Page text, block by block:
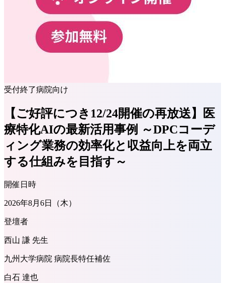
受付終了病院向け
【ご好評につき12/24開催の再放送】医
療特化AIの最新活用事例 ～DPCコーデ
ィング業務の効率化と収益向上を両立
する仕組みを目指す～
開催日時
2026年8月6日（木）
登壇者
西山 謙 先生
九州大学病院 病院長特任補佐
白石 達也